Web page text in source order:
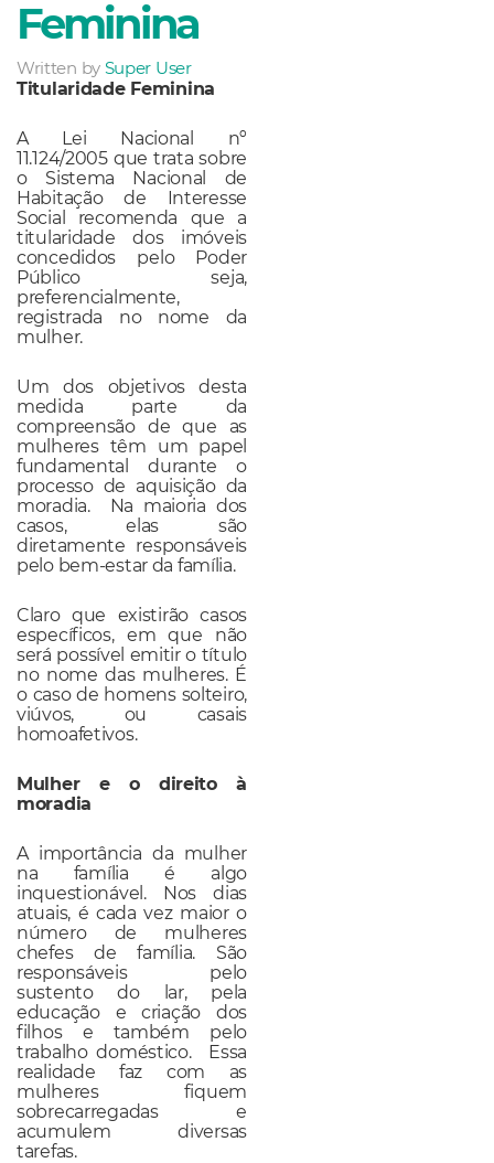
Feminina
Written by Super User
Titularidade Feminina
A Lei Nacional nº
11.124/2005 que trata sobre
o Sistema Nacional de
Habitação de Interesse
Social recomenda que a
titularidade dos imóveis
concedidos pelo Poder
Público seja,
preferencialmente,
registrada no nome da
mulher.
Um dos objetivos desta
medida parte da
compreensão de que as
mulheres têm um papel
fundamental durante o
processo de aquisição da
moradia. Na maioria dos
casos, elas são
diretamente responsáveis
pelo bem-estar da família.
Claro que existirão casos
específicos, em que não
será possível emitir o título
no nome das mulheres. É
o caso de homens solteiro,
viúvos, ou casais
homoafetivos.
Mulher e o direito à
moradia
A importância da mulher
na família é algo
inquestionável. Nos dias
atuais, é cada vez maior o
número de mulheres
chefes de família. São
responsáveis pelo
sustento do lar, pela
educação e criação dos
filhos e também pelo
trabalho doméstico. Essa
realidade faz com as
mulheres fiquem
sobrecarregadas e
acumulem diversas
tarefas.